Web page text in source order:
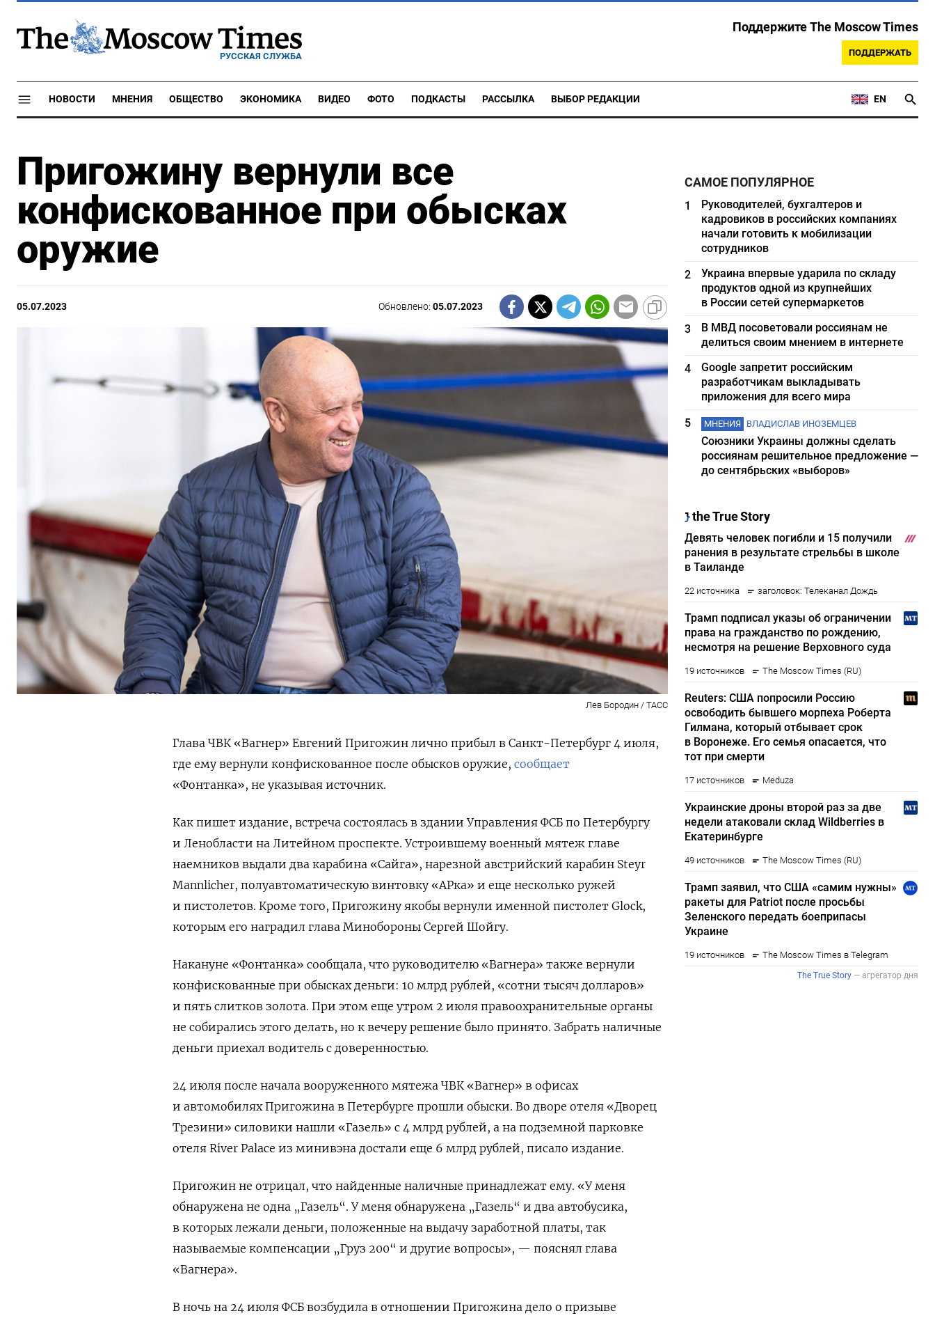
РУССКАЯ СЛУЖБА
Поддержите The Moscow Times
ПОДДЕРЖАТЬ
НОВОСТИ МНЕНИЯ ОБЩЕСТВО ЭКОНОМИКА ВИДЕО ФОТО ПОДКАСТЫ РАССЫЛКА ВЫБОР РЕДАКЦИИ EN
Пригожину вернули все
конфискованное при обысках
оружие
05.07.2023 Обновлено:05.07.2023
Лев Бородин / ТАСС
Глава ЧВК «Вагнер» Евгений Пригожин лично прибыл в Санкт-Петербург 4 июля,
где ему вернули конфискованное после обысков оружие, сообщает
«Фонтанка», не указывая источник.
Как пишет издание, встреча состоялась в здании Управления ФСБ по Петербургу
и Ленобласти на Литейном проспекте. Устроившему военный мятеж главе
наемников выдали два карабина «Сайга», нарезной австрийский карабин Steyr
Mannlicher, полуавтоматическую винтовку «АРка» и еще несколько ружей
и пистолетов. Кроме того, Пригожину якобы вернули именной пистолет Glock,
которым его наградил глава Минобороны Сергей Шойгу.
Накануне «Фонтанка» сообщала, что руководителю «Вагнера» также вернули
конфискованные при обысках деньги: 10 млрд рублей, «сотни тысяч долларов»
и пять слитков золота. При этом еще утром 2 июля правоохранительные органы
не собирались этого делать, но к вечеру решение было принято. Забрать наличные
деньги приехал водитель с доверенностью.
24 июля после начала вооруженного мятежа ЧВК «Вагнер» в офисах
и автомобилях Пригожина в Петербурге прошли обыски. Во дворе отеля «Дворец
Трезини» силовики нашли «Газель» с 4 млрд рублей, а на подземной парковке
отеля River Palace из минивэна достали еще 6 млрд рублей, писало издание.
Пригожин не отрицал, что найденные наличные принадлежат ему. «У меня
обнаружена не одна „Газель“. У меня обнаружена „Газель“ и два автобусика,
в которых лежали деньги, положенные на выдачу заработной платы, так
называемые компенсации „Груз 200“ и другие вопросы», — пояснял глава
«Вагнера».
В ночь на 24 июля ФСБ возбудила в отношении Пригожина дело о призыве
САМОЕ ПОПУЛЯРНОЕ
1
Руководителей, бухгалтеров и
кадровиков в российских компаниях
начали готовить к мобилизации
сотрудников
2
Украина впервые ударила по складу
продуктов одной из крупнейших
в России сетей супермаркетов
3
В МВД посоветовали россиянам не
делиться своим мнением в интернете
4
Google запретит российским
разработчикам выкладывать
приложения для всего мира
5
МНЕНИЯ ВЛАДИСЛАВ ИНОЗЕМЦЕВ
Союзники Украины должны сделать
россиянам решительное предложение —
до сентябрьских «выборов»